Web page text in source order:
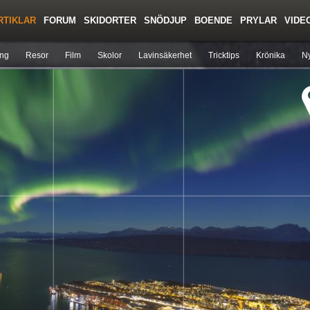
Resor Film Skolor Lavinsäkerhet Tricktips Krönika
FORUM SKIDORTER SNÖDJUP BOENDE PRYLAR